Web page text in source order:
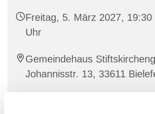
Freitag, 5. März 2027, 19:30
Uhr
Gemeindehaus
Johannisstr. 13, 33611